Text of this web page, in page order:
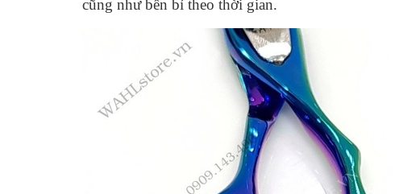
cũng như bền bỉ theo thời gian.